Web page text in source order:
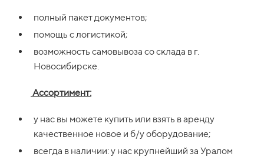
полный пакет документов;
помощь с логистикой;
возможность самовывоза со склада в г.
Новосибирске.
Ассортимент:
у нас вы можете купить или взять в аренду
качественное новое и б/у оборудование;
всегда в наличии: у нас крупнейший за Уралом